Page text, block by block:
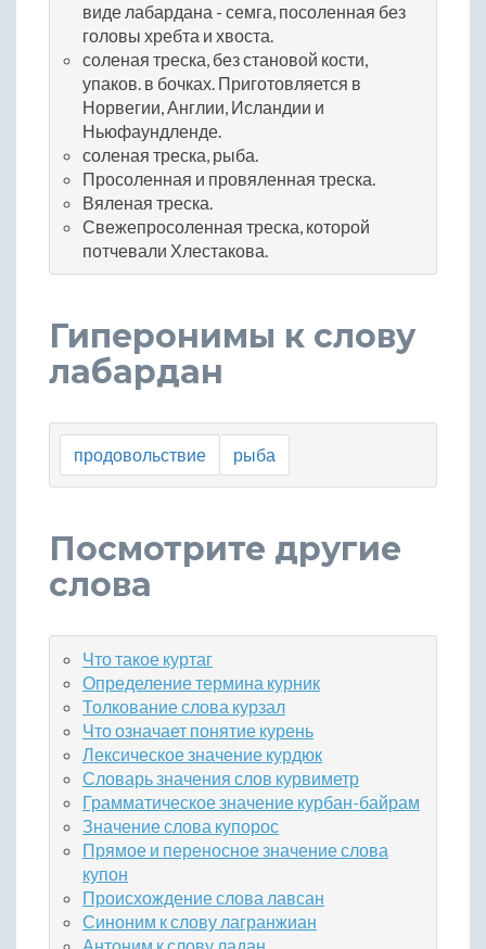
виде лабардана - семга, посоленная без
головы хребта и хвоста.
соленая треска, без становой кости,
упаков. в бочках. Приготовляется в
Норвегии, Англии, Исландии и
Ньюфаундленде.
соленая треска, рыба.
Просоленная и провяленная треска.
Вяленая треска.
Свежепросоленная треска, которой
потчевали Хлестакова.
Гиперонимы к слову
лабардан
продовольствие рыба
Посмотрите другие
слова
Что такое куртаг
Определение термина курник
Толкование слова курзал
Что означает понятие курень
Лексическое значение курдюк
Словарь значения слов курвиметр
Грамматическое значение курбан-байрам
Значение слова купорос
Прямое и переносное значение слова
купон
Происхождение слова лавсан
Синоним к слову лагранжиан